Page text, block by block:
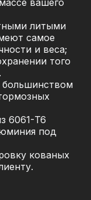
литыми
самое
и веса;
того
6061-T6
под
кованых